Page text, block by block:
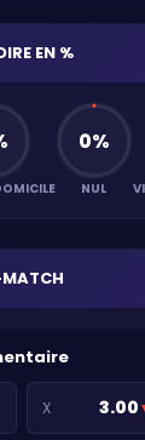
EN %
0%
NUL
X 3.00